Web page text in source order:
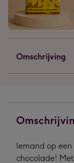
Omschrijving
Iemand op
chocolade!